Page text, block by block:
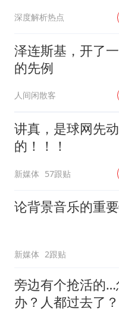
深度解析热点
泽连斯基，开了
的先例
人间闲散客
讲真，是球网先
的！！！
新媒体 57跟贴
论背景音乐的重要
新媒体 2跟贴
旁边有个抢活的…
办？人都过去了？